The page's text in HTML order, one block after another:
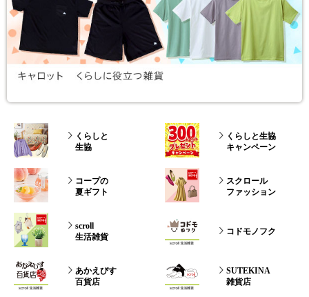
くらしと
生協
くらしと生協
キャンペーン
コープの
夏ギフト
スクロール
ファッション
scroll
生活雑貨
コドモノフク
あかえびす
百貨店
SUTEKINA
雑貨店